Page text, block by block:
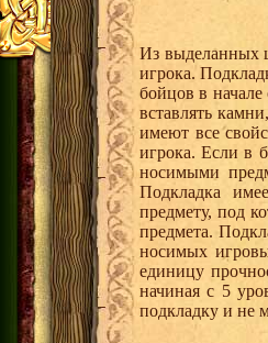
Из выделанных
игрока.
бойцов в
вставлять
имеют все
игрока. Если в
носимыми
Подкладка
предмету, под
предмета.
носимых
единицу
начиная с 5
подкладку и не